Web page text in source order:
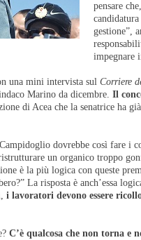
pensare
gestione”,
impegnare
una mini intervista sul Corriere
Marino da dicembre. Il
di Acea che la senatrice ha
dovrebbe così fare i
un organico troppo
è la più logica con queste
La risposta è anch’essa
i lavoratori devono essere
C’è qualcosa che non torna e